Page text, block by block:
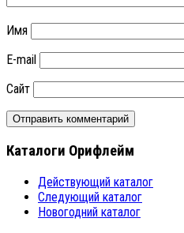
Имя
E-mail
Сайт
Каталоги Орифлейм
Действующий каталог
Следующий каталог
Новогодний каталог